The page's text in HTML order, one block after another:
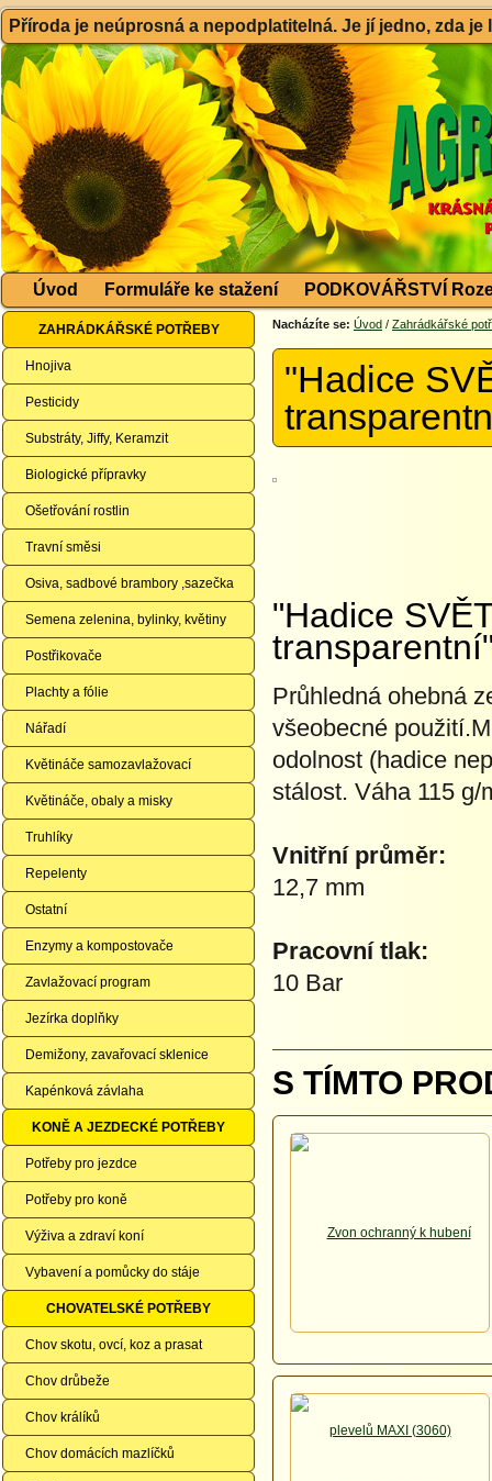
Příroda je neúprosná a nepodplatitelná. Je jí jedno, zda
Úvod Formuláře ke stažení PODKOVÁŘSTVÍ
ZAHRÁDKÁŘSKÉ POTŘEBY
Hnojiva
Pesticidy
Substráty, Jiffy, Keramzit
Biologické přípravky
Ošetřování rostlin
Travní směsi
Osiva, sadbové brambory ,sazečka
Semena zelenina, bylinky, květiny
Postřikovače
Plachty a fólie
Nářadí
Květináče samozavlažovací
Květináče, obaly a misky
Truhlíky
Repelenty
Ostatní
Enzymy a kompostovače
Zavlažovací program
Jezírka doplňky
Demižony, zavařovací sklenice
Kapénková závlaha
KONĚ A JEZDECKÉ POTŘEBY
Potřeby pro jezdce
Potřeby pro koně
Výživa a zdraví koní
Vybavení a pomůcky do stáje
CHOVATELSKÉ POTŘEBY
Chov skotu, ovcí, koz a prasat
Chov drůbeže
Chov králíků
Chov domácích mazlíčků
Nacházíte se: Úvod / Zahrádkářské
"Hadice
"Hadice
Průhledná ohebná
všeobecné
odolnost (hadice
stálost. Váha 115 g/
Vnitřní průměr:
12,7 mm
Pracovní tlak:
10 Bar
S TÍMTO